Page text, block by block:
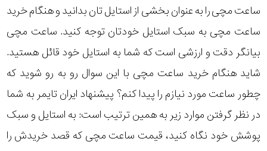
ساعت مچی را به عنوان بخشی از استایل تان بدانید و هنگام خرید
ساعت مچی به سبک استایل خودتان توجه کنید. ساعت مچی
بیانگر دقت و ارزشی است که شما به استایل خود قائل هستید.
شاید هنگام خرید ساعت مچی با این سوال رو به رو شوید که
چطور ساعت مورد نیازم را پیدا کنم؟ پیشنهاد ایران تایمر به شما
در نظر گرفتن موارد زیر به همین ترتیب است: به استایل و سبک
پوشش خود نگاه کنید، قیمت ساعت مچی که قصد خریدش را
لیکوپر
آدیداس
متی
مازراتی
استایل
محدوده
عرض